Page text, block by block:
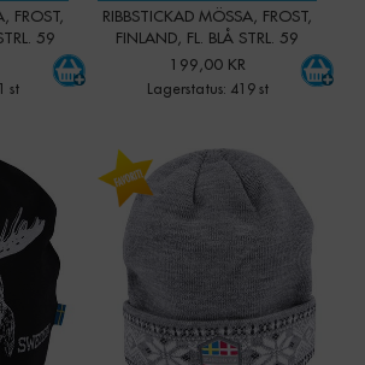
FROST,
59
st
RIBBSTICKAD MÖSSA, FROST,
FINLAND, FL. BLÅ STRL. 59
199,00 KR
Lagerstatus: 419 st
Qty: +
-